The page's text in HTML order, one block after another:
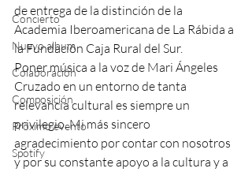
Concierto
Nuevo album
Colaboración
Composición
Próximo evento
Spotify
de entrega de la distinción de la
Academia Iberoamericana de La Rábida a
la Fundación Caja Rural del Sur.
Poner música a la voz de Mari Ángeles
Cruzado en un entorno de tanta
relevancia cultural es siempre un
privilegio. Mi más sincero
agradecimiento por contar con nosotros
y por su constante apoyo a la cultura y a